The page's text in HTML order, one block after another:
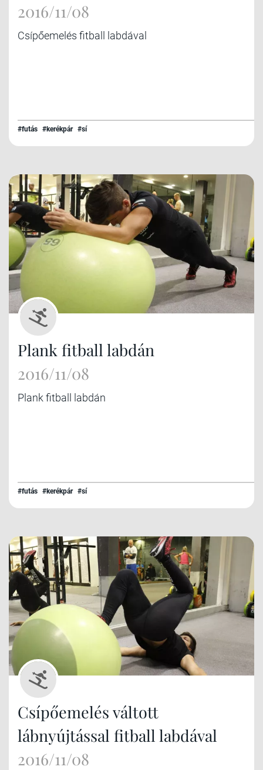
2016/11/08
Csípőemelés fitball labdával
#futás #kerékpár #sí
Plank fitball labdán
2016/11/08
Plank fitball labdán
#futás #kerékpár #sí
Csípőemelés váltott
lábnyújtással fitball labdával
2016/11/08